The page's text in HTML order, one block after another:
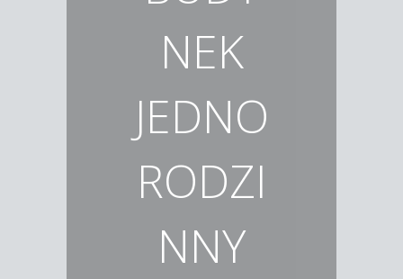
NEK
JEDNO
RODZI
NNY